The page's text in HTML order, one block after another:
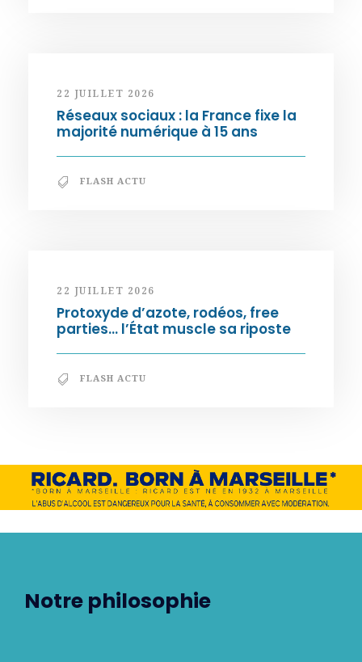
22 JUILLET 2026
Réseaux sociaux : la France fixe la
majorité numérique à 15 ans
FLASH ACTU
22 JUILLET 2026
Protoxyde d’azote, rodéos, free
parties… l’État muscle sa riposte
FLASH ACTU
Notre philosophie